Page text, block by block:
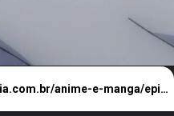
https://metagalaxia.com.br/anime-e-manga/episodio-5-de-tokyo-revengers-data-horario-e-onde-assistir-a-2a-temporada/